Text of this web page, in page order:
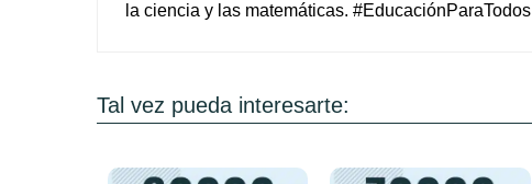
la ciencia y las matemáticas. #EducaciónParaTodos
Tal vez pueda interesarte: